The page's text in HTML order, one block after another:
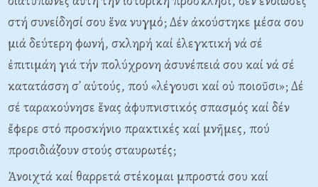
στή συνείδησί σου ἕνα νυγμό; Δέν ἀκούστηκε μέσα σου
μιά δεύτερη φωνή, σκληρή καί ἐλεγκτική νά σέ
ἐπιτιμάη γιά τήν πολύχρονη ἀσυνέπειά σου καί νά σέ
κατατάσση σ᾽ αὐτούς, πού «λέγουσι καί οὐ ποιοῦσι»; Δέ
σέ ταρακούνησε ἕνας ἀφυπνιστικός σπασμός καί δέν
ἔφερε στό προσκήνιο πρακτικές καί μνῆμες, πού
προσιδιάζουν στούς σταυρωτές;
Ἀνοιχτά καί θαρρετά στέκομαι μπροστά σου καί